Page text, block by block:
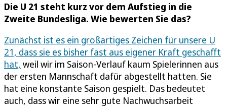
Die U 21 steht kurz vor dem Aufstieg in die
Zweite Bundesliga. Wie bewerten Sie das?
Zunächst ist es ein großartiges Zeichen für unsere U
21, dass sie es bisher fast aus eigener Kraft geschafft
hat, weil wir im Saison-Verlauf kaum Spielerinnen aus
der ersten Mannschaft dafür abgestellt hatten. Sie
hat eine konstante Saison gespielt. Das bedeutet
auch, dass wir eine sehr gute Nachwuchsarbeit